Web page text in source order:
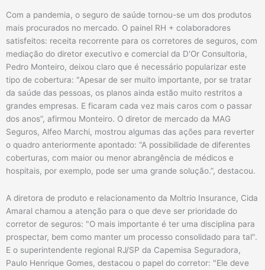
Com a pandemia, o seguro de saúde tornou-se um dos produtos
mais procurados no mercado. O painel RH + colaboradores
satisfeitos: receita recorrente para os corretores de seguros, com
mediação do diretor executivo e comercial da D'Or Consultoria,
Pedro Monteiro, deixou claro que é necessário popularizar este
tipo de cobertura: "Apesar de ser muito importante, por se tratar
da saúde das pessoas, os planos ainda estão muito restritos a
grandes empresas. E ficaram cada vez mais caros com o passar
dos anos”, afirmou Monteiro. O diretor de mercado da MAG
Seguros, Alfeo Marchi, mostrou algumas das ações para reverter
o quadro anteriormente apontado: “A possibilidade de diferentes
coberturas, com maior ou menor abrangência de médicos e
hospitais, por exemplo, pode ser uma grande solução.”, destacou.
A diretora de produto e relacionamento da Moltrio Insurance, Cida
Amaral chamou a atenção para o que deve ser prioridade do
corretor de seguros: "O mais importante é ter uma disciplina para
prospectar, bem como manter um processo consolidado para tal".
E o superintendente regional RJ/SP da Capemisa Seguradora,
Paulo Henrique Gomes, destacou o papel do corretor: "Ele deve